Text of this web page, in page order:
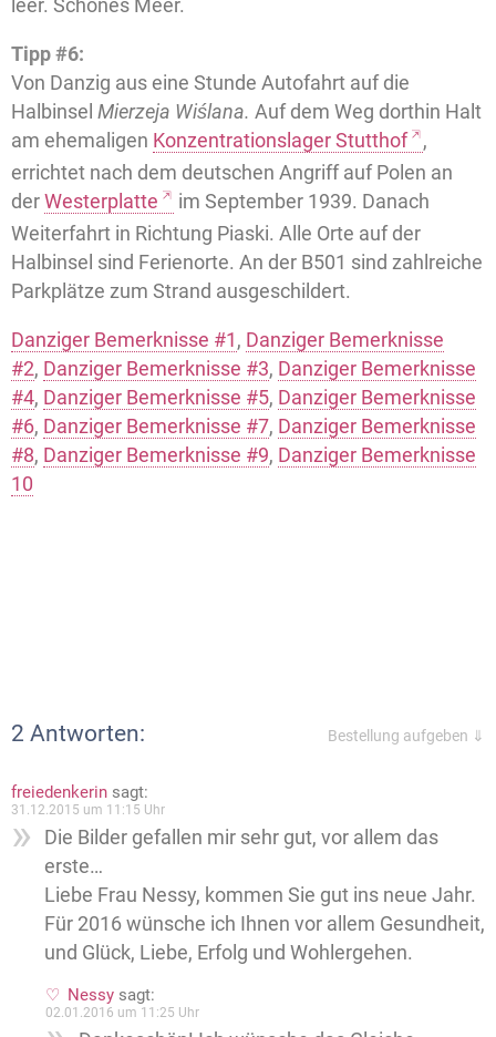
leer. Schönes Meer.
Tipp #6:
Von Danzig aus eine Stunde Autofahrt auf die
Halbinsel Mierzeja Wiślana. Auf dem Weg dorthin Halt
am ehemaligen Konzentrationslager Stutthof
,
errichtet nach dem deutschen Angriff auf Polen an
derWesterplatte
im September 1939. Danach
Weiterfahrt in Richtung Piaski. Alle Orte auf der
Halbinsel sind Ferienorte. An der B501 sind zahlreiche
Parkplätze zum Strand ausgeschildert.
Danziger Bemerknisse #1, Danziger Bemerknisse
#2, Danziger Bemerknisse #3, Danziger Bemerknisse
#4, Danziger Bemerknisse #5, Danziger Bemerknisse
#6, Danziger Bemerknisse #7, Danziger Bemerknisse
#8, Danziger Bemerknisse #9, Danziger Bemerknisse
10
2 Antworten: Bestellung aufgeben ⇓
freiedenkerin sagt:
31.12.2015 um 11:15 Uhr
Die Bilder gefallen mir sehr gut, vor allem das
erste…
Liebe Frau Nessy, kommen Sie gut ins neue Jahr.
Für 2016 wünsche ich Ihnen vor allem Gesundheit,
und Glück, Liebe, Erfolg und Wohlergehen.
Nessy sagt:
02.01.2016 um 11:25 Uhr